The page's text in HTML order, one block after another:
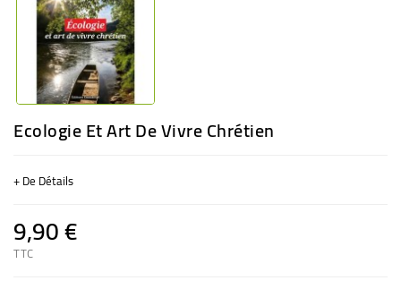
Ecologie Et Art De Vivre Chrétien
+ De Détails
9,90 €
TTC